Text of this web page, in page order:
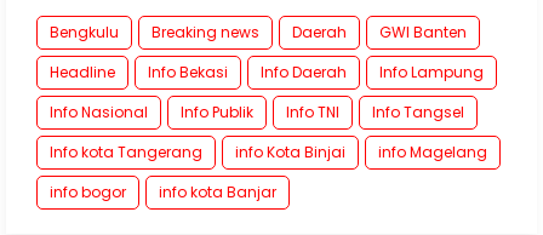
Bengkulu Breaking news Daerah
GWI Banten
Headline
Info Bekasi Info Daerah
Info Lampung
Info Nasional
Info Publik Info TNI
Info Tangsel
Info kota Tangerang
info Kota Binjai
info Magelang
info bogor
info kota Banjar